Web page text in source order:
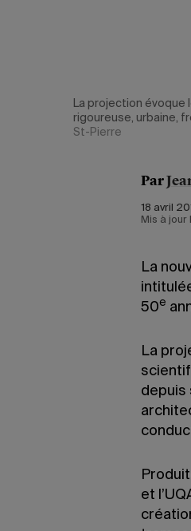
La projection évoque
rigoureuse, urbaine,
St-Pierre
Par
18 avril
Mis à
La
50e
La
depuis
et